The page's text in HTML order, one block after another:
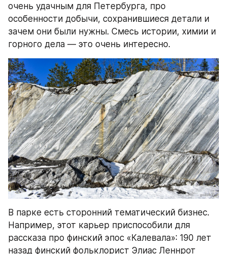
очень удачным для Петербурга, про
особенности добычи, сохранившиеся детали и
зачем они были нужны. Смесь истории, химии и
горного дела — это очень интересно.
В парке есть сторонний тематический бизнес.
Например, этот карьер приспособили для
рассказа про финский эпос «Калевала»: 190 лет
назад финский фольклорист Элиас Леннрот